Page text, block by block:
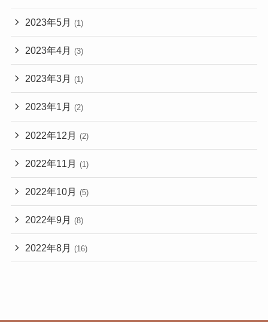
2023年5月 (1)
2023年4月 (3)
2023年3月 (1)
2023年1月 (2)
2022年12月 (2)
2022年11月 (1)
2022年10月 (5)
2022年9月 (8)
2022年8月 (16)